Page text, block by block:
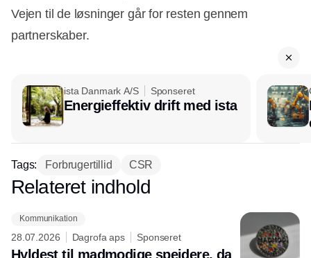
Vejen til de løsninger går for resten gennem
partnerskaber.
ista Danmark A/S Sponseret
Energieffektiv drift med ista
Tags: Forbrugertillid CSR
Annonce
Relateret indhold
Kommunikation
28.07.2026 Dagrofa aps Sponseret
Hyldest til madmodige spejdere, da